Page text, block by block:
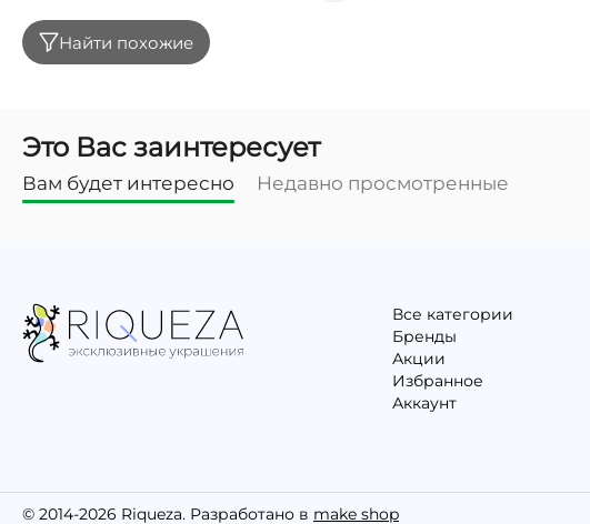
Найти похожие
Это Вас заинтересует
Вам будет интересно Недавно просмотренные
Все категории
Бренды
Акции
Избранное
Аккаунт
© 2014-2026 Riqueza. Разработано в make shop